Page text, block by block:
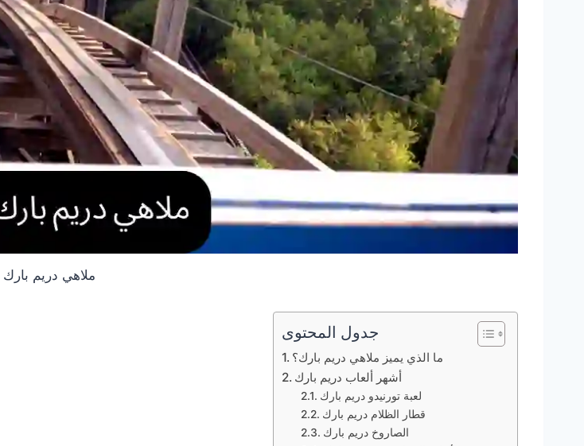
ملاهي دريم بارك
جدول المحتوى
ما الذي يميز ملاهي دريم بارك؟
أشهر ألعاب دريم بارك
لعبة تورنيدو دريم بارك
قطار الظلام دريم بارك
الصاروخ دريم بارك